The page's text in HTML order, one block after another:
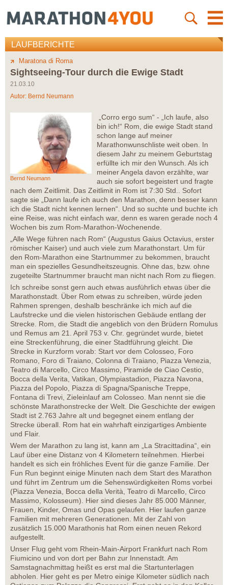
LAUFBERICHTE
Maratona di Roma
Sightseeing-Tour durch die Ewige Stadt
21.03.10
Autor: Bernd Neumann
Bernd Neumann
„Corro ergo sum“ - „Ich laufe, also
bin ich!“ Rom, die ewige Stadt stand
schon lange auf meiner
Marathonwunschliste weit oben. In
diesem Jahr zu meinem Geburtstag
erfüllte ich mir den Wunsch. Als ich
meiner Angela davon erzählte, war
auch sie sofort begeistert und fragte
nach dem Zeitlimit. Das Zeitlimit in Rom ist 7:30 Std.. Sofort
sagte sie „Dann laufe ich auch den Marathon, denn besser kann
ich die Stadt nicht kennen lernen“. Und so suchte und buchte ich
eine Reise, was nicht einfach war, denn es waren gerade noch 4
Wochen bis zum Rom-Marathon-Wochenende.
„Alle Wege führen nach Rom“ (Augustus Gaius Octavius, erster
römischer Kaiser) und auch viele zum Marathonstart. Um für
den Rom-Marathon eine Startnummer zu bekommen, braucht
man ein spezielles Gesundheitszeugnis. Ohne das, bzw. ohne
zugeteilte Startnummer braucht man nicht nach Rom zu fliegen.
Ich schreibe sonst gern auch etwas ausführlich etwas über die
Marathonstadt. Über Rom etwas zu schreiben, würde jeden
Rahmen sprengen, deshalb beschränke ich mich auf die
Laufstrecke und die vielen historischen Gebäude entlang der
Strecke. Rom, die Stadt die angeblich von den Brüdern Romulus
und Remus am 21. April 753 v. Chr. gegründet wurde, bietet
eine Streckenführung, die einer Stadtführung gleicht. Die
Strecke in Kurzform vorab: Start vor dem Colosseo, Foro
Romano, Foro di Traiano, Colonna di Traiano, Piazza Venezia,
Teatro di Marcello, Circo Massimo, Piramide de Ciao Cestio,
Bocca della Verita, Vatikan, Olympiastadion, Piazza Navona,
Piazza del Popolo, Piazza di Spagna/Spanische Treppe,
Fontana di Trevi, Zieleinlauf am Colosseo. Man nennt sie die
schönste Marathonstrecke der Welt. Die Geschichte der ewigen
Stadt ist 2.763 Jahre alt und begegnet einem entlang der
Strecke überall. Rom hat ein wahrhaft einzigartiges Ambiente
und Flair.
Wem der Marathon zu lang ist, kann am „La Stracittadina“, ein
Lauf über eine Distanz von 4 Kilometern teilnehmen. Hierbei
handelt es sich ein fröhliches Event für die ganze Familie. Der
Fun Run beginnt einige Minuten nach dem Start des Marathon
und führt im Zentrum um die Sehenswürdigkeiten Roms vorbei
(Piazza Venezia, Bocca della Verità, Teatro di Marcello, Circo
Massimo, Kolosseum). Hier sind dieses Jahr 85.000 Männer,
Frauen, Kinder, Omas und Opas gelaufen. Hier laufen ganze
Familien mit mehreren Generationen. Mit der Zahl von
zusätzlich 15.000 Marathonis hat Rom einen neuen Rekord
aufgestellt.
Unser Flug geht vom Rhein-Main-Airport Frankfurt nach Rom
Fiumicino und von dort per Bahn zur Innenstadt. Am
Samstagnachmittag heißt es erst mal die Startunterlagen
abholen. Hier geht es per Metro einige Kilometer südlich nach